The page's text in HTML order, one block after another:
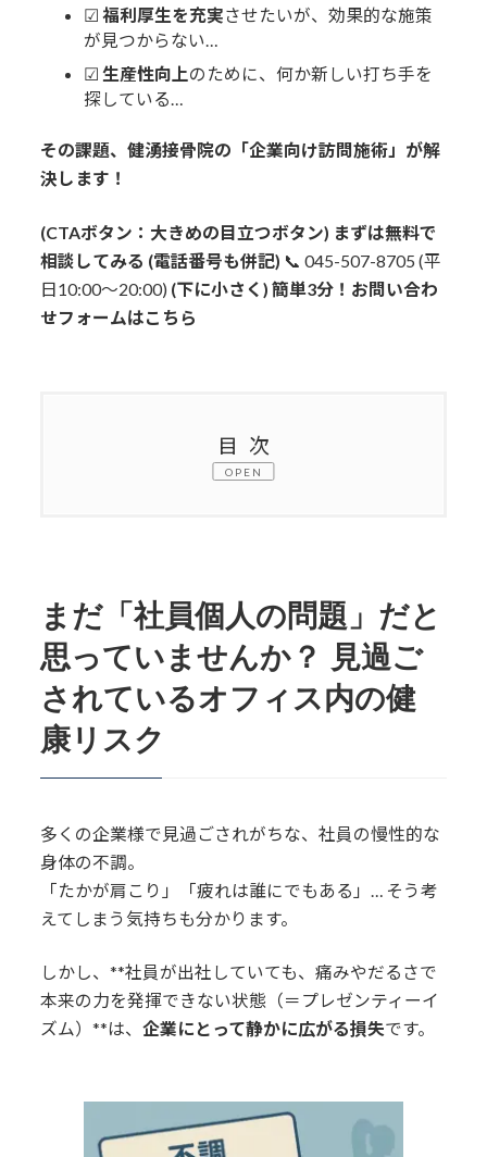
☑福利厚生を充実させたいが、効果的な施策
が見つからない…
☑生産性向上のために、何か新しい打ち手を
探している…
その課題、健湧接骨院の「企業向け訪問施術」が解
決します！
(CTAボタン：大きめの目立つボタン) まずは無料で
相談してみる (電話番号も併記) 📞 045-507-8705 (平
日10:00〜20:00) (下に小さく) 簡単3分！お問い合わ
せフォームはこちら
目次
OPEN
2.そこで、健湧接骨院からのご提案で
す！
2.1. なぜ「訪問施術」が選ばれるの
か？ 導入企業が得られる5つのメリッ
ト
2.3.ただの”癒し”ではありません！
「働く姿勢」に着目した根本アプロー
チ
3.1.ご予算やニーズに合わせた柔軟な
プランをご提案
る。今すぐ、健湧接骨院にご相談くだ
さい！
まだ「社員個人の問題」だと
思っていませんか？ 見過ご
されているオフィス内の健
康リスク
多くの企業様で見過ごされがちな、社員の慢性的な
身体の不調。
「たかが肩こり」「疲れは誰にでもある」… そう考
えてしまう気持ちも分かります。
しかし、**社員が出社していても、痛みやだるさで
本来の力を発揮できない状態（＝プレゼンティーイ
ズム）**は、企業にとって静かに広がる損失です。